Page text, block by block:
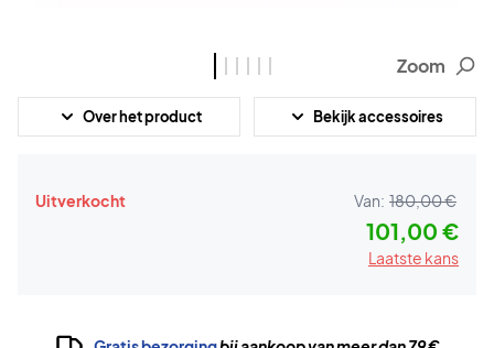
Zoom
Over het product Bekijk accessoires
Uitverkocht Van: 180,00 €
101,00 €
Laatste kans